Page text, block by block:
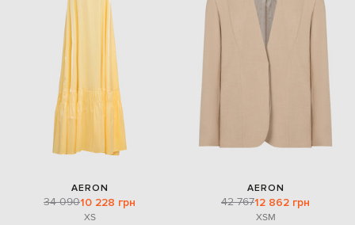
AERON
34 09010 228 грн
XS
AERON
42 76712 862 грн
XSM